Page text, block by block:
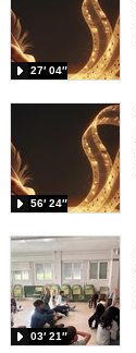
27′ 04″
56′ 24″
03′ 21″